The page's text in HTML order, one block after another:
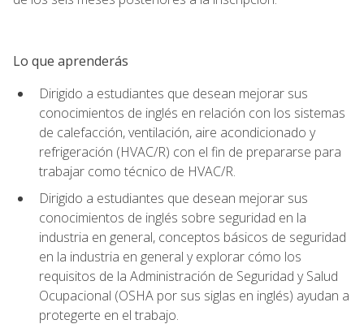
Lo que aprenderás
Dirigido a estudiantes que desean mejorar sus
conocimientos de inglés en relación con los sistemas
de calefacción, ventilación, aire acondicionado y
refrigeración (HVAC/R) con el fin de prepararse para
trabajar como técnico de HVAC/R.
Dirigido a estudiantes que desean mejorar sus
conocimientos de inglés sobre seguridad en la
industria en general, conceptos básicos de seguridad
en la industria en general y explorar cómo los
requisitos de la Administración de Seguridad y Salud
Ocupacional (OSHA por sus siglas en inglés) ayudan a
protegerte en el trabajo.